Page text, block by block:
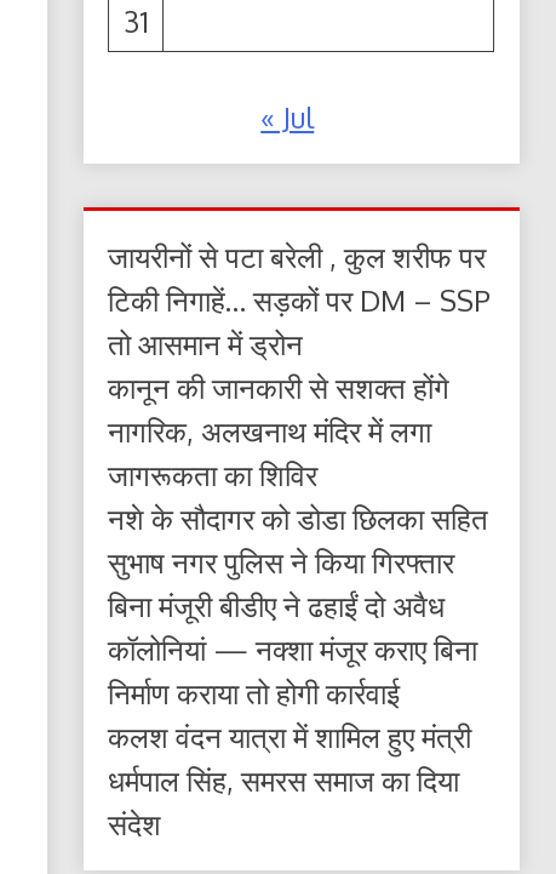
31
« Jul
जायरीनों से पटा बरेली , कुल शरीफ पर
टिकी निगाहें… सड़कों पर DM – SSP
तो आसमान में ड्रोन
कानून की जानकारी से सशक्त होंगे
नागरिक, अलखनाथ मंदिर में लगा
जागरूकता का शिविर
नशे के सौदागर को डोडा छिलका सहित
सुभाष नगर पुलिस ने किया गिरफ्तार
बिना मंजूरी बीडीए ने ढहाईं दो अवैध
कॉलोनियां — नक्शा मंजूर कराए बिना
निर्माण कराया तो होगी कार्रवाई
कलश वंदन यात्रा में शामिल हुए मंत्री
धर्मपाल सिंह, समरस समाज का दिया
संदेश